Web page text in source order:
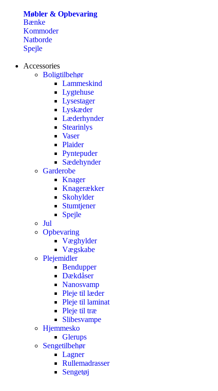
Møbler & Opbevaring
Bænke
Kommoder
Natborde
Spejle
Accessories
Boligtilbehør
Lammeskind
Lygtehuse
Lysestager
Lyskæder
Læderhynder
Stearinlys
Vaser
Plaider
Pyntepuder
Sædehynder
Garderobe
Knager
Knagerækker
Skohylder
Stumtjener
Spejle
Jul
Opbevaring
Væghylder
Vægskabe
Plejemidler
Bendupper
Dækdåser
Nanosvamp
Pleje til læder
Pleje til laminat
Pleje til træ
Slibesvampe
Hjemmesko
Glerups
Sengetilbehør
Lagner
Rullemadrasser
Sengetøj